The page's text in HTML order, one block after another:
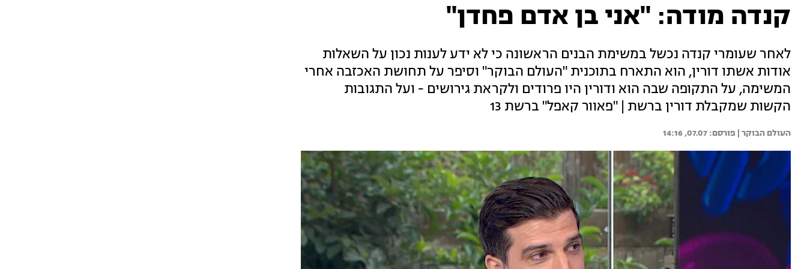
קנדה מודה: "אני בן אדם פחדן"
לאחר שעומרי קנדה נכשל במשימת הבנים הראשונה כי לא ידע לענות נכון על השאלות
אודות אשתו דורין, הוא התארח בתוכנית "העולם הבוקר" וסיפר על תחושת האכזבה אחרי
המשימה, על התקופה שבה הוא ודורין היו פרודים ולקראת גירושים - ועל התגובות
הקשות שמקבלת דורין ברשת | "פאוור קאפל" ברשת 13
העולם הבוקר | 07.07, 14:16